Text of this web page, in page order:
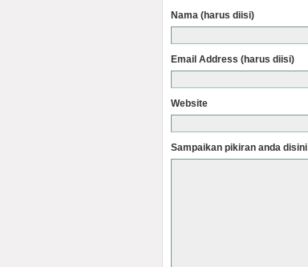
Nama (harus diisi)
Email Address (harus diisi)
Website
Sampaikan pikiran anda disini